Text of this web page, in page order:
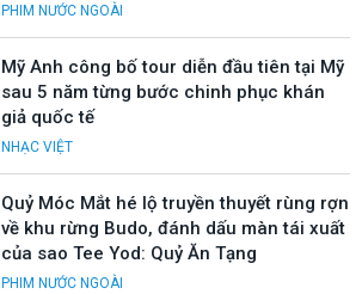
PHIM NƯỚC NGOÀI
Mỹ Anh công bố tour diễn đầu tiên tại Mỹ
sau 5 năm từng bước chinh phục khán
giả quốc tế
NHẠC VIỆT
Quỷ Móc Mắt hé lộ truyền thuyết rùng rợn
về khu rừng Budo, đánh dấu màn tái xuất
của sao Tee Yod: Quỷ Ăn Tạng
PHIM NƯỚC NGOÀI